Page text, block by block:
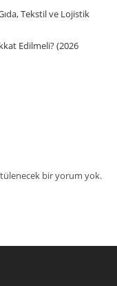
Tekstil ve Lojistik
Edilmeli? (2026
bir yorum yok.